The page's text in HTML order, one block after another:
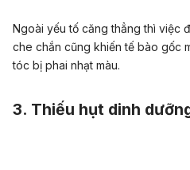
Ngoài yếu tố căng thẳng thì việc
che chắn cũng khiến tế bào gốc
tóc bị phai nhạt màu.
3. Thiếu hụt dinh